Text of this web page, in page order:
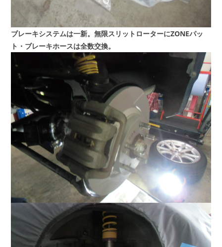
ブレーキシステムは一新。無限スリットローターにZONEパッ
ト・ブレーキホースは全数交換。